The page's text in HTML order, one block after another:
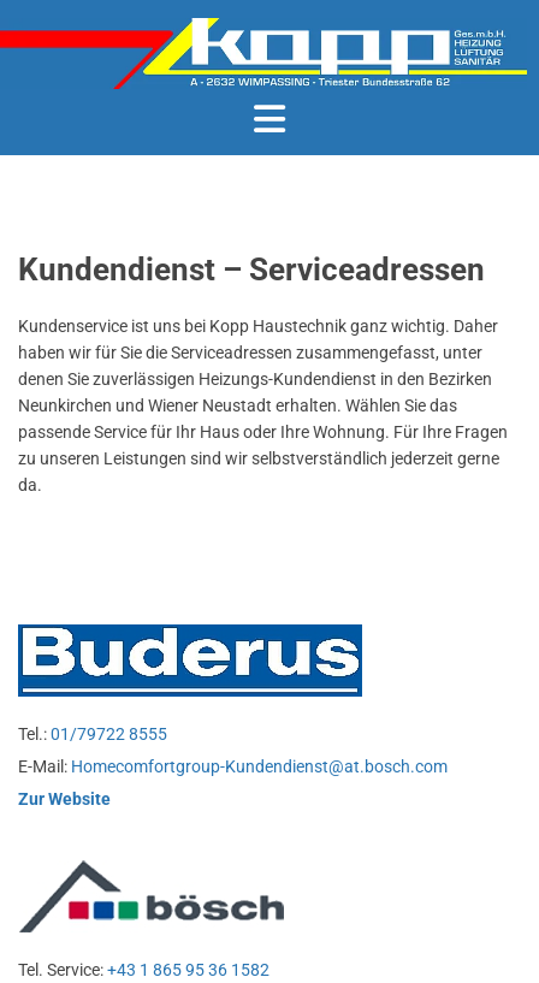
Kundendienst – Serviceadressen
Kundenservice ist uns bei Kopp Haustechnik ganz wichtig. Daher
haben wir für Sie die Serviceadressen zusammengefasst, unter
denen Sie zuverlässigen Heizungs-Kundendienst in den Bezirken
Neunkirchen und Wiener Neustadt erhalten. Wählen Sie das
passende Service für Ihr Haus oder Ihre Wohnung. Für Ihre Fragen
zu unseren Leistungen sind wir selbstverständlich jederzeit gerne
da.
Tel.:01/79722 8555
E-Mail: Homecomfortgroup-Kundendienst@at.bosch.com
Zur Website
Tel. Service:+43 1 865 95 36 1582